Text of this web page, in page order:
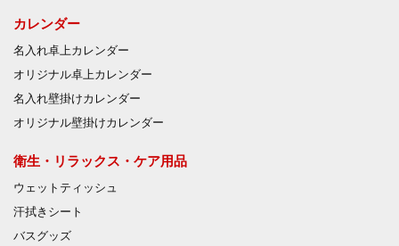
カレンダー
名入れ卓上カレンダー
オリジナル卓上カレンダー
名入れ壁掛けカレンダー
オリジナル壁掛けカレンダー
衛生・リラックス・ケア用品
ウェットティッシュ
汗拭きシート
バスグッズ